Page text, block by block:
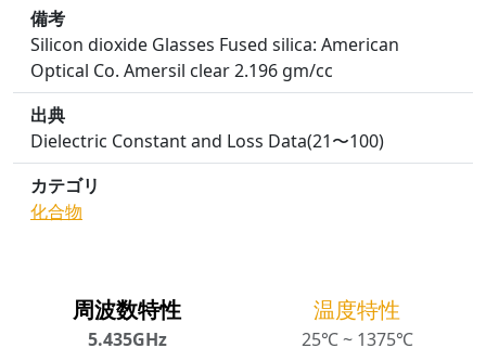
備考
Silicon dioxide Glasses Fused silica: American
Optical Co. Amersil clear 2.196 gm/cc
出典
Dielectric Constant and Loss Data(21〜100)
カテゴリ
化合物
周波数特性
5.435GHz
温度特性
25℃ ~ 1375℃